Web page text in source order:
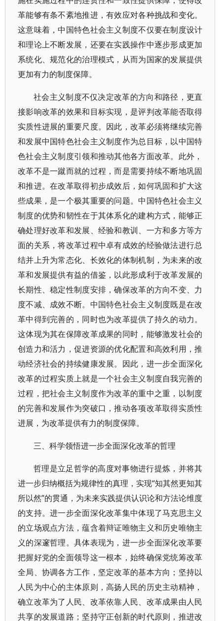
革能够有条不紊地推进，有效应对各种挑战和变化。
这意味着，中国特色社会主义制度不仅要在制度设计
和理论上不断发展，还要在实践操作中逐步形成更加
系统化、规范化的治理模式，从而为国家的发展提供
更加有力的制度保障。
社会主义制度不仅决定改革的方向和路径，更直
接影响改革的效果和目标实现，是评判改革能否取得
实质性进展的重要尺度。因此，改革必须将继续完善
和发展中国特色社会主义制度作为总目标，以中国特
色社会主义制度引领和推动其他各方面改革。此外，
改革不是一蹴而就的过程，而是需要持续不断地巩固
和推进。在改革取得初步成效后，如何巩固和扩大这
些成果，是一个极其重要的问题。中国特色社会主义
制度的优势和韧性在于其体系化的建构方式，能够正
确处理好改革和发展、经验和教训、一方和多方等方
面的关系，将改革过程中卓有成效的经验做法进行总
结并上升为常态化、长效化的体制机制，为未来的改
革和发展提供有益的借鉴，以此形成利于改革发展的
长期性、稳定性制度安排，确保改革的方向不变、力
度不减、成效不断。中国特色社会主义制度既是在改
革中得到完善的，同时也为改革提供了持久的动力。
这体现为其在保障改革成果的同时，能够激发社会的
创造力和活力，促进资源的优化配置和高效利用，推
动经济社会的持续健康发展。因此，进一步全面深化
改革的过程实质上就是一个社会主义制度自我完善的
过程，把社会主义制度作为改革的重中之重，以制度
的完善和发展作为突破口，推动各项改革取得实质性
进展，为改革提供有力的制度保障。
三、科学领悟进一步全面深化改革的哲理
哲理是立足哲学的高度对事物进行提炼，并将其
进一步归纳概括为规律性的真理，实现“知其然更知其
所以然”的贯通，为未来实践提供认识论和方法论维度
的支持。进一步全面深化改革集中体现了马克思主义
的立场观点方法，蕴含着辩证唯物主义和历史唯物主
义的深邃哲理。具体表现为，进一步全面深化改革要
把握好党的全面领导这一根本，始终确保党统筹改革
全局、协调各方工作，坚定改革的基本方向；坚持以
人民为中心的主体原则，高扬人民的历史主动精神，
确立改革为了人民、改革依靠人民、改革成果由人民
共享的发展道路；坚持守正创新的时代原则，推进改